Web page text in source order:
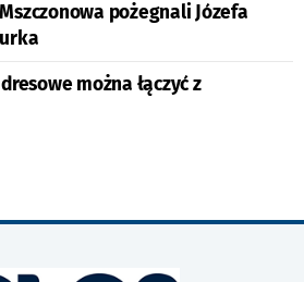
pożegnali Józefa
można łączyć z